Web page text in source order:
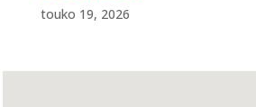
touko 19, 2026